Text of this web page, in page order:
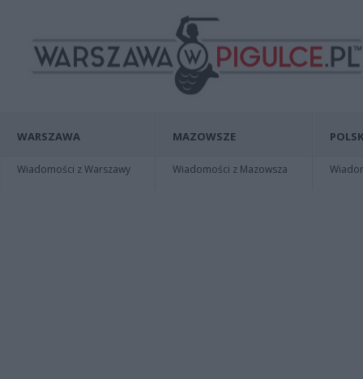
WARSZAWA
Wiadomości z Warszawy
MAZOWSZE
Wiadomości z Mazowsza